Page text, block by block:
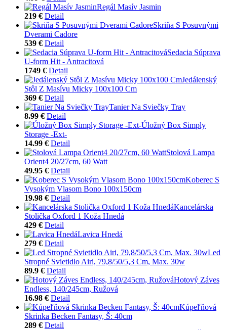
Regál Masív Jasmin
219 € Detail
Skriňa S Posuvnými
Dverami Cadore
539 € Detail
Sedacia Súprava
U-form Hit - Antracitová
1749 € Detail
Jedálenský
Stôl Z Masívu Micky 100x100 Cm
369 € Detail
Tanier Na Sviečky Tray
8.99 € Detail
Úložný Box Simply
Storage -Ext-
14.99 € Detail
Stolová Lampa
Orient4 20/27cm, 60 Watt
49.95 € Detail
Koberec S
Vysokým Vlasom Bono 100x150cm
19.98 € Detail
Kancelárska
Stolička Oxford 1 Koža Hnedá
429 € Detail
Lavica Hnedá
279 € Detail
Led
Stropné Svietidlo Airi, 79,8/50/5,3 Cm, Max. 30w
89.9 € Detail
Hotový Záves
Endless, 140/245cm, Ružová
16.98 € Detail
Kúpeľňová
Skrinka Becken Fantasy, Š: 40cm
289 € Detail